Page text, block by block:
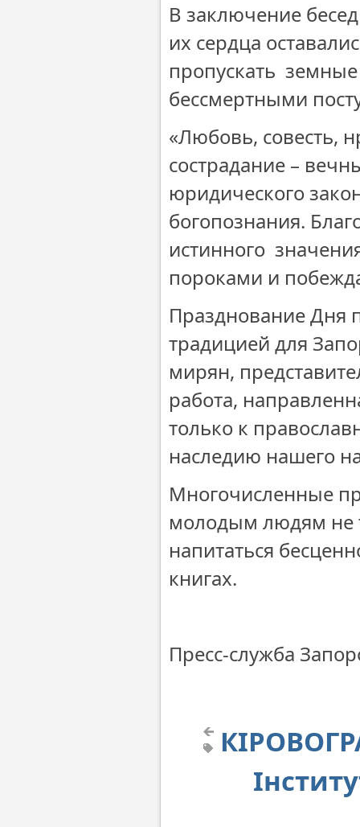
В заключение
их сердца
пропускать
бессмертными
«Любовь, совесть,
сострадание –
юридического
богопознания.
истинного
пороками и
Празднование Дня
традицией для
мирян,
работа,
только к
наследию нашего
Многочисленные
молодым людям не
напитаться
книгах.
Пресс-служба